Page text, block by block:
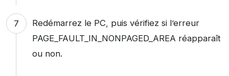
Redémarrez le PC, puis vérifiez si l’erreur
PAGE_FAULT_IN_NONPAGED_AREA réapparaît
ou non.